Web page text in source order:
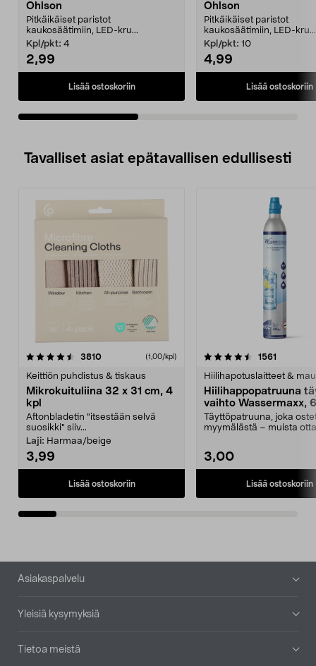
Ohlson
Pitkäikäiset paristot
kaukosäätimiin, LED-kru...
Kpl/pkt: 4
2,99
Lisää ostoskoriin
Ohlson
Pitkäikäiset paristot
kaukosäätimiin, LED-kru...
Kpl/pkt: 10
4,99
Lisää ostoskoriin
Tavalliset asiat epätavallisen edullisesti
3810arvostelut (1,00/kpl)
Keittiön puhdistus & tiskaus
Mikrokuituliina 32 x 31 cm, 4
kpl
Aftonbladetin "itsestään selvä
suosikki" siiv...
Laji: Harmaa/beige
3,99
Lisää ostoskoriin
4.5viidestä
1561
Hiilihapotuslaitteet &
Hiilihappopatruuna
vaihto Wassermaxx,
Täyttöpatruuna, joka
myymälästä – muista
3,00
Lisää ostoskoriin
4.5viidestä
Alatunniste
Asiakaspalvelu
Yleisiä kysymyksiä
Tietoa meistä